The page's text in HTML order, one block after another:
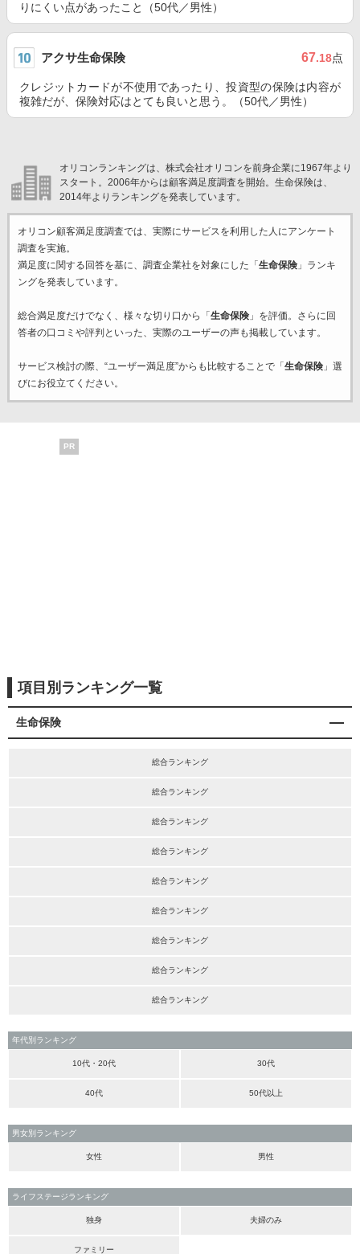
りにくい点があったこと（50代／男性）
アクサ生命保険 67.18点
クレジットカードが不使用であったり、投資型の保険は内容が
複雑だが、保険対応はとても良いと思う。（50代／男性）
オリコンランキングは、株式会社オリコンを前身企業に1967年より
スタート。2006年からは顧客満足度調査を開始。生命保険は、
2014年よりランキングを発表しています。
オリコン顧客満足度調査では、実際にサービスを利用した 人にアンケート
調査を実施。
満足度に関する回答を基に、調査企業社を対象にした「 生命保険」ランキ
ングを発表しています。
総合満足度だけでなく、様々な切り口から「 生命保険」を評価。さらに回
答者の口コミや評判といった、実際のユーザーの声も掲載しています。
サービス検討の際、“ユーザー満足度”からも比較することで「 生命保険」選
びにお役立てください。
PR
項目別ランキング一覧
生命保険
総合ランキング
総合ランキング
総合ランキング
総合ランキング
総合ランキング
総合ランキング
総合ランキング
総合ランキング
総合ランキング
年代別ランキング
10代・20代 30代
40代 50代以上
男女別ランキング
女性 男性
ライフステージランキング
独身 夫婦のみ
ファミリー